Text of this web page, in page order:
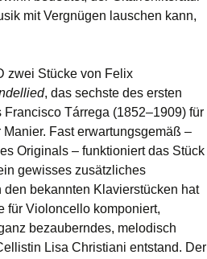
mit Vergnügen lauschen kann,
zwei Stücke von Felix
, das sechste des ersten
Francisco Tárrega (1852–1909) für
Fast erwartungsgemäß –
Originals – funktioniert das Stück
gewisses zusätzliches
bekannten Klavierstücken hat
für Violoncello komponiert,
bezauberndes, melodisch
Lisa Christiani entstand. Der